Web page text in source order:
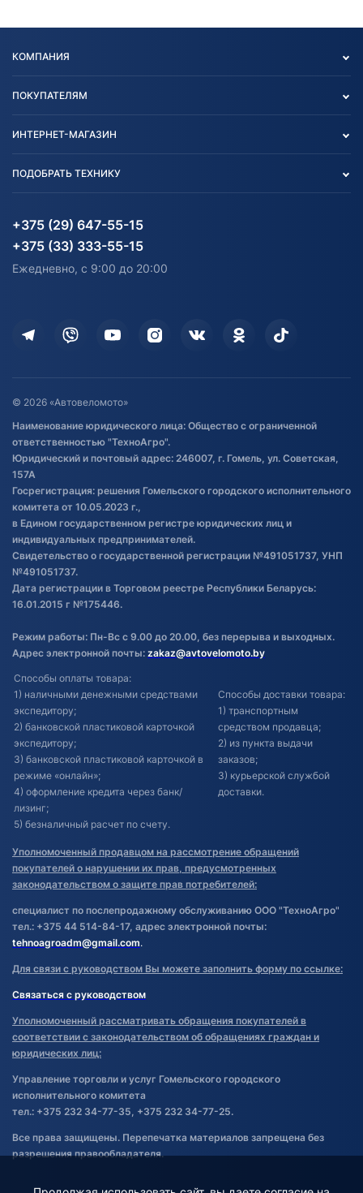
КОМПАНИЯ
Блог
Карта сайта
ПОКУПАТЕЛЯМ
Согласие на обработку
Информация до получения
согласия на обработку
Дополнительные услуги
Оставить отзыв
Договор публичной оферты
Обработка файлов cookie
Постановка транспорта на учет
Обновления в ЭПТС 2024
ИНТЕРНЕТ-МАГАЗИН
Агротехника
Водный транспорт
Электротранспорт
ПОДОБРАТЬ ТЕХНИКУ
Агротехника
Электротранспорт
+375 (29) 647-55-15
+375 (33) 333-55-15
Ежедневно, с 9:00 до 20:00
© 2026 «Автовеломото»
Наименование юридического лица: Общество с ограниченной
ответственностью "ТехноАгро".
Юридический и почтовый адрес: 246007, г. Гомель, ул. Советская,
157А
Госрегистрация: решения Гомельского городского исполнительного
комитета от 10.05.2023 г.,
в Едином государственном регистре юридических лиц и
индивидуальных предпринимателей.
Свидетельство о государственной регистрации №491051737, УНП
№491051737.
Дата регистрации в Торговом реестре Республики Беларусь:
16.01.2015 г №175446.
Режим работы: Пн-Вс с 9.00 до 20.00, без перерыва и выходных.
Адрес электронной почты: zakaz@avtovelomoto.by
Способы оплаты товара:
1) наличными денежными средствами
экспедитору;
2) банковской пластиковой карточкой
экспедитору;
3) банковской пластиковой карточкой в
режиме «онлайн»;
4) оформление кредита через банк/
лизинг;
5) безналичный расчет по счету.
Способы доставки товара:
1) транспортным
средством продавца;
2) из пункта выдачи
заказов;
3) курьерской службой
доставки.
Уполномоченный продавцом на рассмотрение обращений
покупателей о нарушении их прав, предусмотренных
законодательством о защите прав потребителей:
специалист по послепродажному обслуживанию ООО "ТехноАгро"
тел.: +375 44 514-84-17, адрес электронной почты:
tehnoagroadm@gmail.com.
Для связи с руководством Вы можете заполнить форму по ссылке:
Связаться с руководством
Уполномоченный рассматривать обращения покупателей в
соответствии с законодательством об обращениях граждан и
юридических лиц:
Управление торговли и услуг Гомельского городского
исполнительного комитета
тел.: +375 232 34-77-35, +375 232 34-77-25.
Все права защищены. Перепечатка материалов запрещена без
разрешения правообладателя.